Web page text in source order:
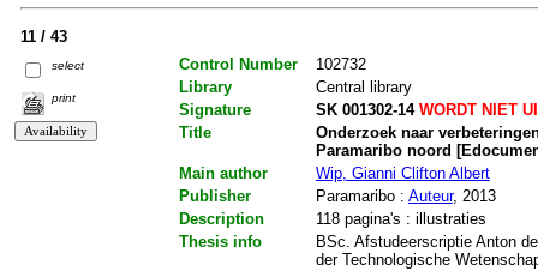
11 / 43
select
print
Control Number
102732
Library
Central library
Signature
SK 001302-14WORDT NIET
Title
Onderzoek naar
Paramaribo noord
Main author
Wip, Gianni Clifton Albert
Publisher
Paramaribo : Auteur, 2013
Description
118 pagina's : illustraties
Thesis info
BSc. Afstudeerscriptie Anton
der Technologische